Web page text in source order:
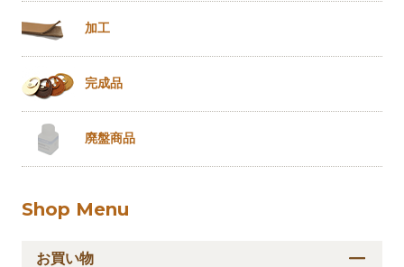
加工
完成品
廃盤商品
Shop Menu
お買い物